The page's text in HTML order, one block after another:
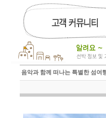
음악과 함께 떠나는 특별한 섬여